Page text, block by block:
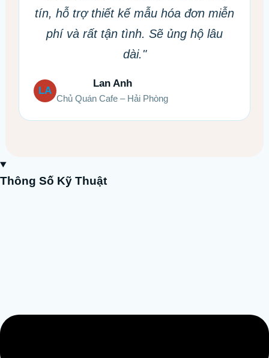
tín, hỗ trợ thiết kế mẫu hóa đơn miễn
phí và rất tận tình. Sẽ ủng hộ lâu
dài."
LA
Lan Anh
Chủ Quán Cafe – Hải Phòng
Thông Số Kỹ Thuật